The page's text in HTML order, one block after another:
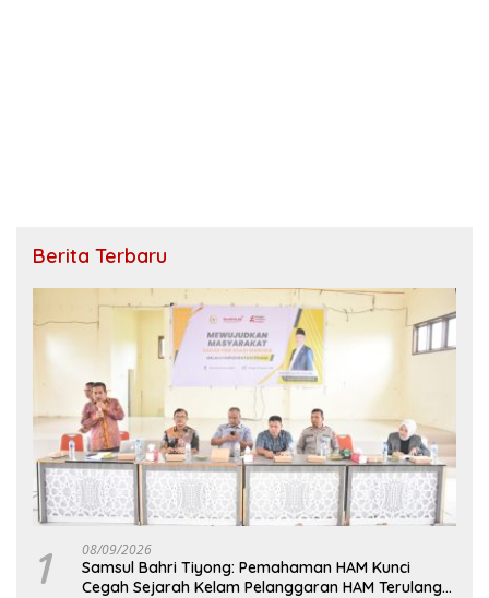
Berita Terbaru
1 08/09/2026
Samsul Bahri Tiyong: Pemahaman HAM Kunci
Cegah Sejarah Kelam Pelanggaran HAM Terulang